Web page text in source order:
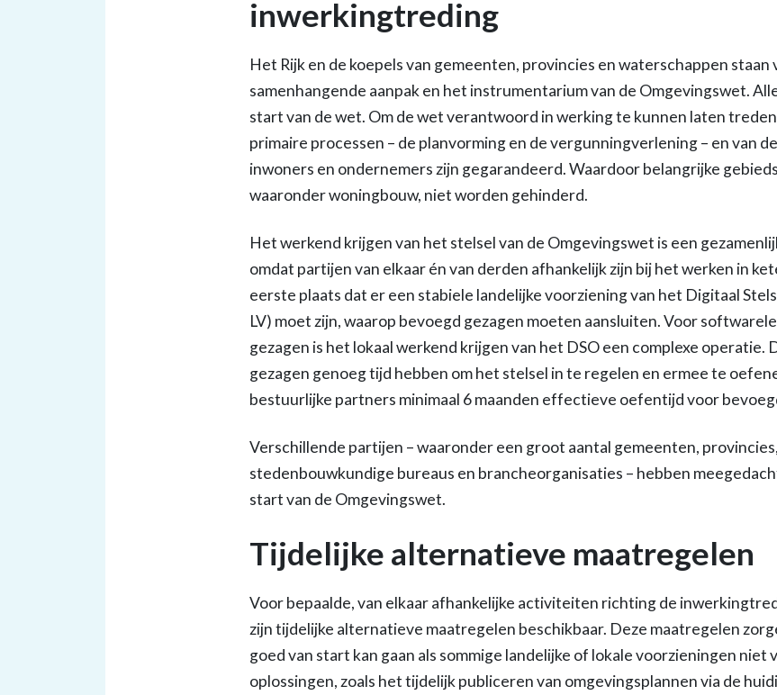
inwerkingtreding
Het Rijk en de koepels van gemeenten, provincies en waterschappen staan
samenhangende aanpak en het instrumentarium van de Omgevingswet.
start van de wet. Om de wet verantwoord in werking te kunnen laten
primaire processen – de planvorming en de vergunningverlening – en van
inwoners en ondernemers zijn gegarandeerd. Waardoor belangrijke
waaronder woningbouw, niet worden gehinderd.
Het werkend krijgen van het stelsel van de Omgevingswet is een
omdat partijen van elkaar én van derden afhankelijk zijn bij het werken in
eerste plaats dat er een stabiele landelijke voorziening van het Digitaal
LV) moet zijn, waarop bevoegd gezagen moeten aansluiten. Voor
gezagen is het lokaal werkend krijgen van het DSO een complexe operatie.
gezagen genoeg tijd hebben om het stelsel in te regelen en ermee te
bestuurlijke partners minimaal 6 maanden effectieve oefentijd voor
Verschillende partijen – waaronder een groot aantal gemeenten,
stedenbouwkundige bureaus en brancheorganisaties – hebben
start van de Omgevingswet.
Tijdelijke alternatieve maatregelen
Voor bepaalde, van elkaar afhankelijke activiteiten richting de
zijn tijdelijke alternatieve maatregelen beschikbaar. Deze maatregelen
goed van start kan gaan als sommige landelijke of lokale voorzieningen niet
oplossingen, zoals het tijdelijk publiceren van omgevingsplannen via de